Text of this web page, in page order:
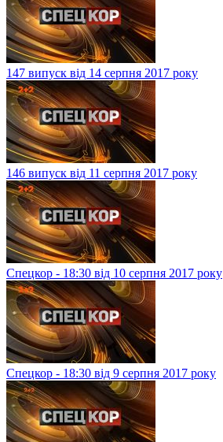
147 випуск від 14 серпня 2017 року
146 випуск від 11 серпня 2017 року
Спецкор - 18:30 від 10 серпня 2017 року
Спецкор - 18:30 від 9 серпня 2017 року